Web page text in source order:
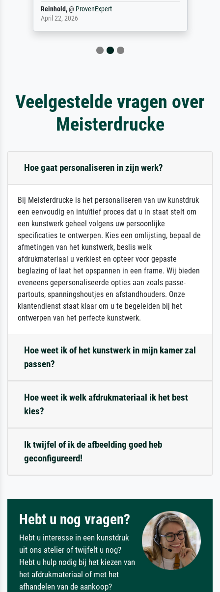
Reinhold,@ ProvenExpert
April 22, 2026
Veelgestelde vragen over
Meisterdrucke
Hoe gaat personaliseren in zijn werk?
Bij Meisterdrucke is het personaliseren van uw kunstdruk
een eenvoudig en intuïtief proces dat u in staat stelt om
een kunstwerk geheel volgens uw persoonlijke
specificaties te ontwerpen. Kies een omlijsting, bepaal de
afmetingen van het kunstwerk, beslis welk
afdrukmateriaal u verkiest en opteer voor gepaste
beglazing of laat het opspannen in een frame. Wij bieden
eveneens gepersonaliseerde opties aan zoals passe-
partouts, spanningshoutjes en afstandhouders. Onze
klantendienst staat klaar om u te begeleiden bij het
ontwerpen van het perfecte kunstwerk.
Hoe weet ik of het kunstwerk in mijn kamer zal
passen?
Hoe weet ik welk afdrukmateriaal ik het best
kies?
Ik twijfel of ik de afbeelding goed heb
geconfigureerd!
Hebt u nog vragen?
Hebt u interesse in een kunstdruk
uit ons atelier of twijfelt u nog?
Hebt u hulp nodig bij het kiezen van
het afdrukmateriaal of met het
afhandelen van de aankoop?